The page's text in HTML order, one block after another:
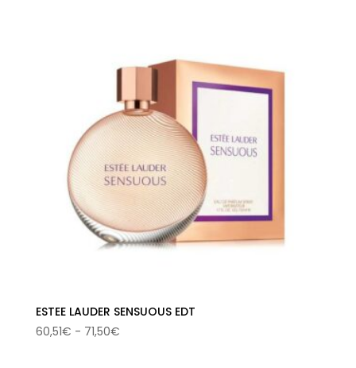
68,26€
ESTEE LAUDER SENSUOUS EDT
60,51€ - 71,50€Rango